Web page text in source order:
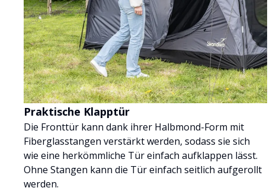
Praktische Klapptür
Die Fronttür kann dank ihrer Halbmond-Form mit
Fiberglasstangen verstärkt werden, sodass sie sich
wie eine herkömmliche Tür einfach aufklappen lässt.
Ohne Stangen kann die Tür einfach seitlich aufgerollt
werden.